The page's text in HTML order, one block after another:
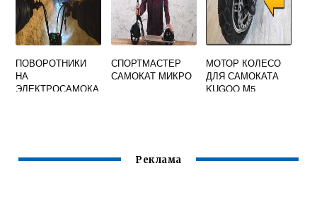
ПОВОРОТНИКИ
НА
ЭЛЕКТРОСАМОКА
СПОРТМАСТЕР
САМОКАТ МИКРО
МОТОР КОЛЕСО
ДЛЯ САМОКАТА
KUGOO M5
Реклама